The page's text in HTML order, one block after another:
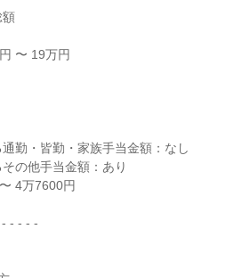
額
〜 19万円
勤・皆勤・家族手当金額：なし
の他手当金額：あり
4万7600円
- - - -